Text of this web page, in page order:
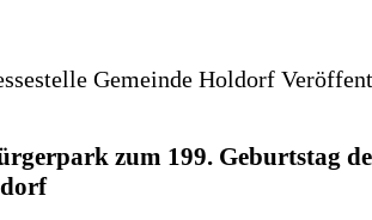
Gemeinde Holdorf
zum 199. Geburtstag